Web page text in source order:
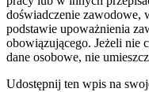
doświadczenie zawodowe,
podstawie upoważnienia
obowiązującego. Jeżeli nie
dane osobowe, nie
Udostępnij ten wpis na